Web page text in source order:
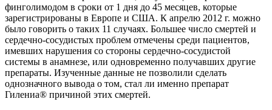
финголимодом в сроки от 1 дня до 45 месяцев, которые
зарегистрированы в Европе и США. К апрелю 2012 г. можно
было говорить о таких 11 случаях. Большее число смертей и
сердечно-сосудистых проблем отмечены среди пациентов,
имевших нарушения со стороны сердечно-сосудистой
системы в анамнезе, или одновременно получавших другие
препараты. Изученные данные не позволили сделать
однозначного вывода о том, стал ли именно препарат
Гилениа® причиной этих смертей.